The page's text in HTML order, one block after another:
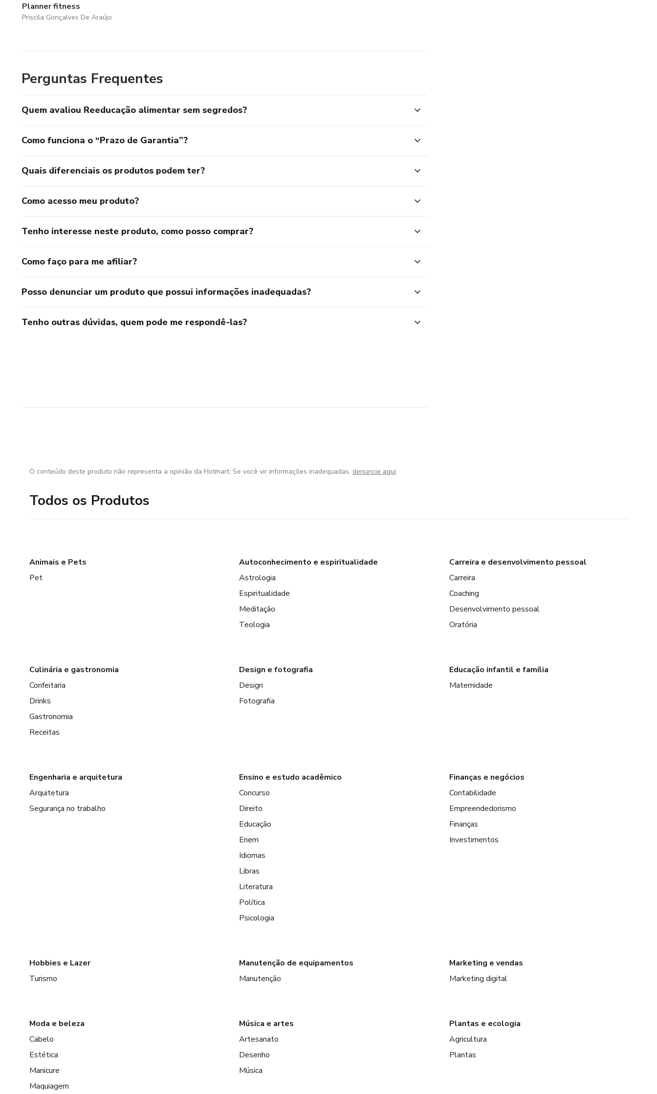
Planner fitness
Priscila Gonçalves De Araújo
Perguntas Frequentes
Quem avaliou Reeducação alimentar sem segredos?
Como funciona o “Prazo de Garantia”?
Quais diferenciais os produtos podem ter?
Como acesso meu produto?
Tenho interesse neste produto, como posso comprar?
Como faço para me afiliar?
Posso denunciar um produto que possui informações inadequadas?
Tenho outras dúvidas, quem pode me respondê-las?
O conteúdo deste produto não representa a opinião da Hotmart. Se você vir informações inadequadas, denuncie aqui
Todos os Produtos
Animais e Pets
Pet
Autoconhecimento e espiritualidade
Astrologia
Espiritualidade
Meditação
Teologia
Carreira e desenvolvimento pessoal
Carreira
Coaching
Desenvolvimento pessoal
Oratória
Culinária e gastronomia
Confeitaria
Drinks
Gastronomia
Receitas
Design e fotografia
Design
Fotografia
Educação infantil e família
Maternidade
Engenharia e arquitetura
Arquitetura
Segurança no trabalho
Ensino e estudo acadêmico
Concurso
Direito
Educação
Enem
Idiomas
Libras
Literatura
Política
Psicologia
Finanças e negócios
Contabilidade
Empreendedorismo
Finanças
Investimentos
Hobbies e Lazer
Turismo
Manutenção de equipamentos
Manutenção
Marketing e vendas
Marketing digital
Moda e beleza
Cabelo
Estética
Manicure
Maquiagem
Música e artes
Artesanato
Desenho
Música
Plantas e ecologia
Agricultura
Plantas